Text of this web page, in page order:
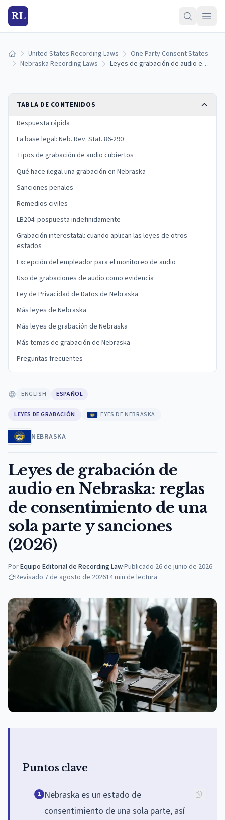
RL
Inicio United States Recording Laws
One Party Consent States
Nebraska Recording Laws
Leyes de grabación de audio en Nebraska: reglas de consentimiento de una sola parte y sanciones (2026)
TABLA DE CONTENIDOS
Respuesta rápida
La base legal: Neb. Rev. Stat. 86-290
Tipos de grabación de audio cubiertos
Qué hace ilegal una grabación en Nebraska
Sanciones penales
Remedios civiles
LB204: pospuesta indefinidamente
Grabación interestatal: cuando aplican las leyes de otros
estados
Excepción del empleador para el monitoreo de audio
Uso de grabaciones de audio como evidencia
Ley de Privacidad de Datos de Nebraska
Más leyes de Nebraska
Más leyes de grabación de Nebraska
Más temas de grabación de Nebraska
Preguntas frecuentes
ENGLISH ESPAÑOL
LEYES DE GRABACIÓN LEYES DE NEBRASKA
NEBRASKA
Leyes de grabación de
audio en Nebraska: reglas
de consentimiento de una
sola parte y sanciones
(2026)
PorEquipo Editorial de Recording Law·Publicado 26 de junio de 2026
Revisado 7 de agosto de 202614min de lectura
Puntos clave
1 Nebraska es un estado de
consentimiento de una sola parte, así